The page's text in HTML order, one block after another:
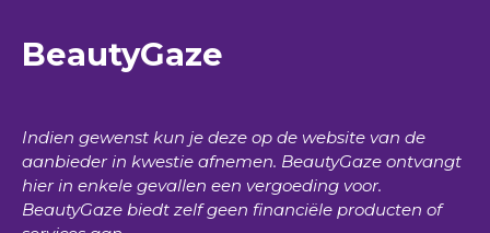
BeautyGaze
Indien gewenst kun je deze op de website van de
aanbieder in kwestie afnemen. BeautyGaze ontvangt
hier in enkele gevallen een vergoeding voor.
BeautyGaze biedt zelf geen financiële producten of